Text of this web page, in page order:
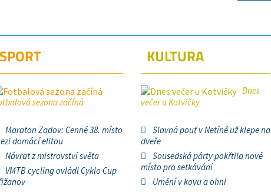
SPORT
sezona začíná
Maraton Zadov: Cenné 38. místo
domácí elitou
Návrat z mistrovství světa
VMTB cycling ovládl Cyklo Cup
KULTURA
Dnes
večer u Kotvičky
Slavná pouť v Netíně už klepe na
dveře
Sousedská párty pokřtila nové
místo pro setkávání
Umění v kovu a ohni